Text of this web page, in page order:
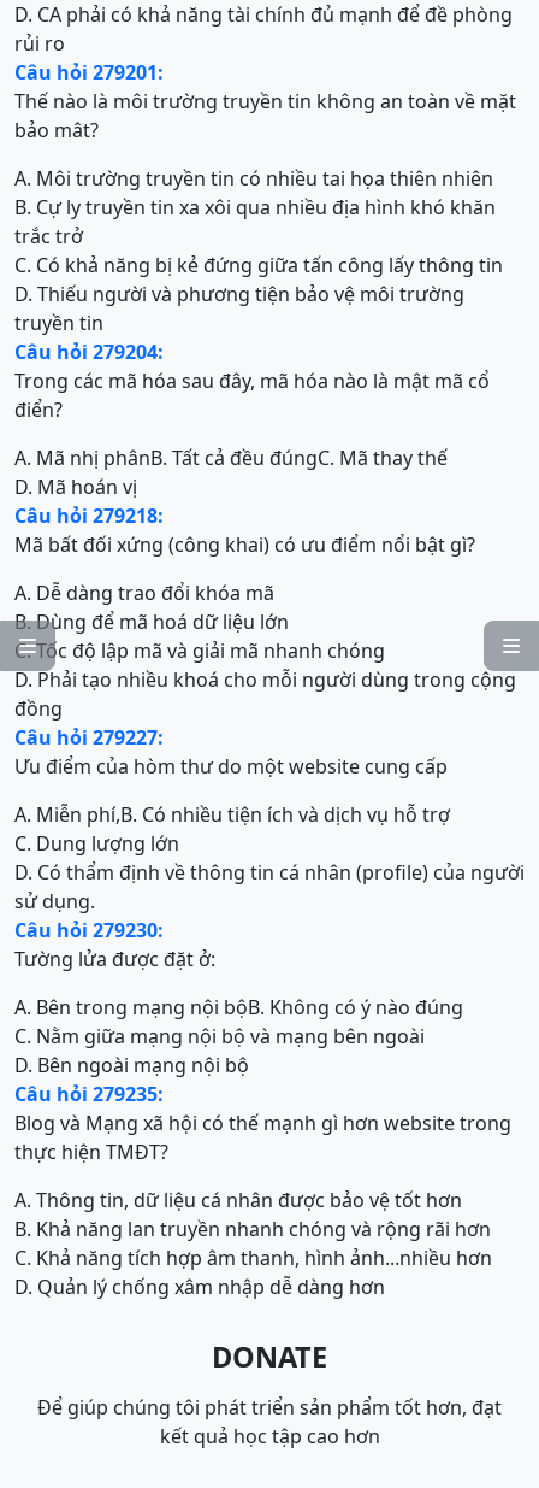


D. CA phải có khả năng tài chính đủ mạnh để đề phòng
rủi ro
Câu hỏi 279201:
Thế nào là môi trường truyền tin không an toàn về mặt
bảo mât?
A. Môi trường truyền tin có nhiều tai họa thiên nhiên
B. Cự ly truyền tin xa xôi qua nhiều địa hình khó khăn
trắc trở
C. Có khả năng bị kẻ đứng giữa tấn công lấy thông tin
D. Thiếu người và phương tiện bảo vệ môi trường
truyền tin
Câu hỏi 279204:
Trong các mã hóa sau đây, mã hóa nào là mật mã cổ
điển?
A. Mã nhị phânB. Tất cả đều đúngC. Mã thay thế
D. Mã hoán vị
Câu hỏi 279218:
Mã bất đối xứng (công khai) có ưu điểm nổi bật gì?
A. Dễ dàng trao đổi khóa mã
B. Dùng để mã hoá dữ liệu lớn
C. Tốc độ lập mã và giải mã nhanh chóng
D. Phải tạo nhiều khoá cho mỗi người dùng trong cộng
đồng
Câu hỏi 279227:
Ưu điểm của hòm thư do một website cung cấp
A. Miễn phí,B. Có nhiều tiện ích và dịch vụ hỗ trợ
C. Dung lượng lớn
D. Có thẩm định về thông tin cá nhân (profile) của người
sử dụng.
Câu hỏi 279230:
Tường lửa được đặt ở:
A. Bên trong mạng nội bộB. Không có ý nào đúng
C. Nằm giữa mạng nội bộ và mạng bên ngoài
D. Bên ngoài mạng nội bộ
Câu hỏi 279235:
Blog và Mạng xã hội có thế mạnh gì hơn website trong
thực hiện TMĐT?
A. Thông tin, dữ liệu cá nhân được bảo vệ tốt hơn
B. Khả năng lan truyền nhanh chóng và rộng rãi hơn
C. Khả năng tích hợp âm thanh, hình ảnh...nhiều hơn
D. Quản lý chống xâm nhập dễ dàng hơn
DONATE
Để giúp chúng tôi phát triển sản phẩm tốt hơn, đạt
kết quả học tập cao hơn